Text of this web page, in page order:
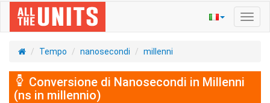
Tempo nanosecondi millenni
Conversione di Nanosecondi in Millenni
(ns in millennio)